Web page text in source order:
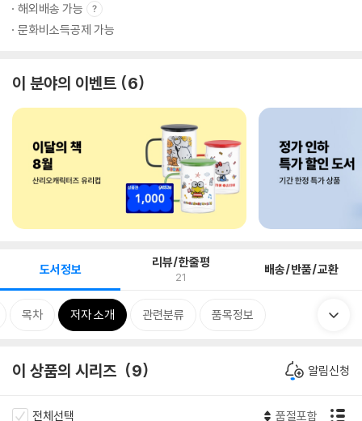
해외배송 가능
문화비소득공제 가능
이 분야의 이벤트 6
도서정보 리뷰/한줄평
21 배송/반품/교환
목차 저자 소개 관련분류 품목정보
이 상품의 시리즈 9 알림신청
전체선택 품절포함